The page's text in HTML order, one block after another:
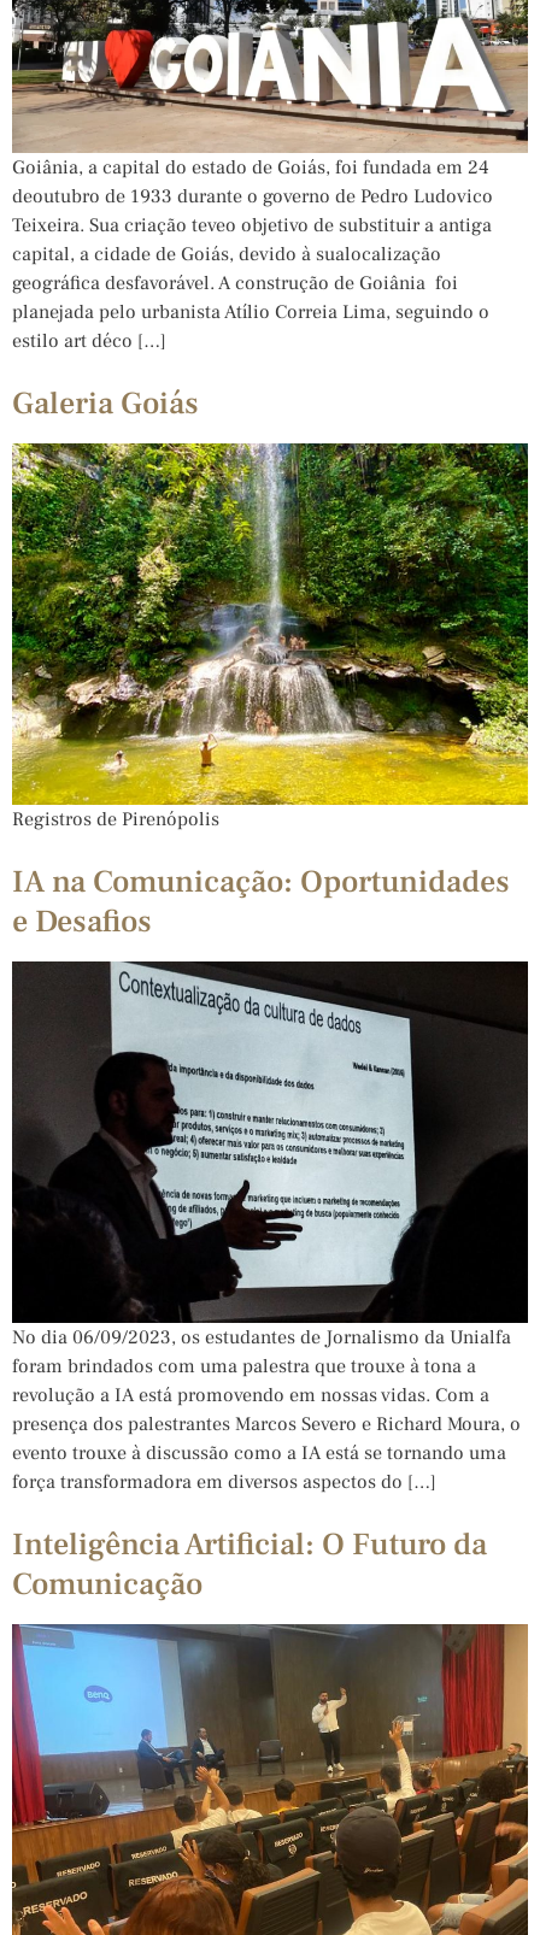
Goiânia, a capital do estado de Goiás, foi fundada em 24
deoutubro de 1933 durante o governo de Pedro Ludovico
Teixeira. Sua criação teveo objetivo de substituir a antiga
capital, a cidade de Goiás, devido à sualocalização
geográfica desfavorável. A construção de Goiânia foi
planejada pelo urbanista Atílio Correia Lima, seguindo o
estilo art déco […]
Galeria Goiás
Registros de Pirenópolis
IA na Comunicação: Oportunidades
e Desafios
No dia 06/09/2023, os estudantes de Jornalismo da Unialfa
foram brindados com uma palestra que trouxe à tona a
revolução a IA está promovendo em nossas vidas. Com a
presença dos palestrantes Marcos Severo e Richard Moura, o
evento trouxe à discussão como a IA está se tornando uma
força transformadora em diversos aspectos do […]
Inteligência Artificial: O Futuro da
Comunicação